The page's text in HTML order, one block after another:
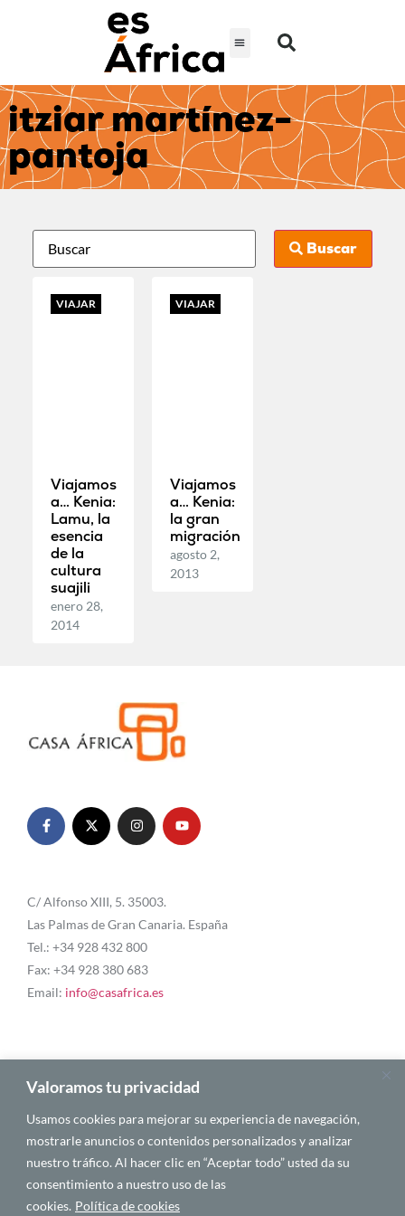
Valoramos tu privacidad
Usamos cookies para mejorar su experiencia de navegación,
mostrarle anuncios o contenidos personalizados y analizar
nuestro tráfico. Al hacer clic en “Aceptar todo” usted da su
consentimiento a nuestro uso de las
cookies. Política de cookies
itziar martínez-
pantoja
Buscar
VIAJAR
Viajamos
a… Kenia:
Lamu, la
esencia
de la
cultura
suajili
enero 28,
2014
VIAJAR
Viajamos
a… Kenia:
la gran
migración
agosto 2,
2013
C/ Alfonso XIII, 5. 35003.
Las Palmas de Gran Canaria. España
Tel.: +34 928 432 800
Fax: +34 928 380 683
Email: info@casafrica.es
Blog
Quiénes somos
Autores
Español